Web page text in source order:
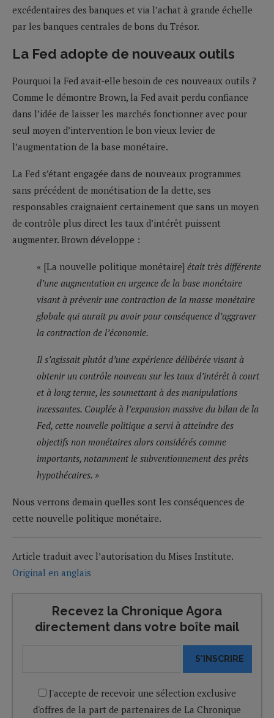
excédentaires des banques et via l’achat à grande échelle
par les banques centrales de bons du Trésor.
La Fed adopte de nouveaux outils
Pourquoi la Fed avait-elle besoin de ces nouveaux outils ?
Comme le démontre Brown, la Fed avait perdu confiance
dans l’idée de laisser les marchés fonctionner avec pour
seul moyen d’intervention le bon vieux levier de
l’augmentation de la base monétaire.
La Fed s’étant engagée dans de nouveaux programmes
sans précédent de monétisation de la dette, ses
responsables craignaient certainement que sans un moyen
de contrôle plus direct les taux d’intérêt puissent
augmenter. Brown développe :
« [La nouvelle politique monétaire] était très différente
d’une augmentation en urgence de la base monétaire
visant à prévenir une contraction de la masse monétaire
globale qui aurait pu avoir pour conséquence d’aggraver
la contraction de l’économie.
Il s’agissait plutôt d’une expérience délibérée visant à
obtenir un contrôle nouveau sur les taux d’intérêt à court
et à long terme, les soumettant à des manipulations
incessantes. Couplée à l’expansion massive du bilan de la
Fed, cette nouvelle politique a servi à atteindre des
objectifs non monétaires alors considérés comme
importants, notamment le subventionnement des prêts
hypothécaires. »
Nous verrons demain quelles sont les conséquences de
cette nouvelle politique monétaire.
Article traduit avec l’autorisation du Mises Institute.
Original en anglais
Recevez la Chronique Agora
directement dans votre boîte mail
S'INSCRIRE
J'accepte de recevoir une sélection exclusive
d'offres de la part de partenaires de La Chronique